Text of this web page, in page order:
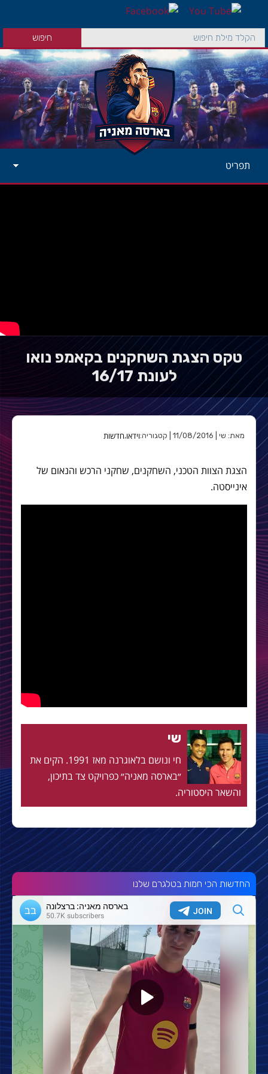
תפריט
טקס הצגת השחקנים בקאמפ נואו
לעונת 16/17
מאת: שי | 11/08/2016 | קטגוריה: וידאו,חדשות
הצגת הצוות הטכני, השחקנים, שחקני הרכש והנאום של
אינייסטה.
שי
חי ונושם בלאוגרנה מאז 1991. הקים את
״בארסה מאניה״ כפרויקט צד בתיכון,
והשאר היסטוריה.
החדשות הכי חמות בטלגרם שלנו